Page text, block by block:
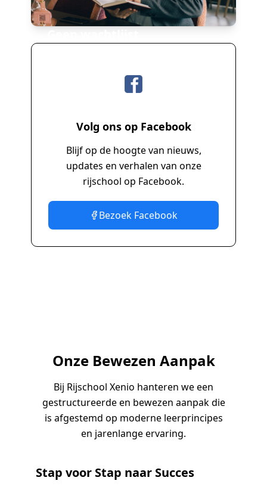
Volg ons op Facebook
Blijf op de hoogte van nieuws,
updates en verhalen van onze
rijschool op Facebook.
Bezoek Facebook
Onze Bewezen Aanpak
Bij Rijschool Xenio hanteren we een
gestructureerde en bewezen aanpak die
is afgestemd op moderne leerprincipes
en jarenlange ervaring.
Stap voor Stap naar Succes